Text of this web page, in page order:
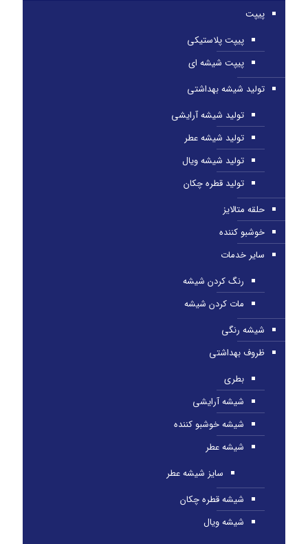
پیپت
پیپت پلاستیکی
پیپت شیشه ای
تولید شیشه بهداشتی
تولید شیشه آرایشی
تولید شیشه عطر
تولید شیشه ویال
تولید قطره چکان
حلقه متالایز
خوشبو کننده
سایر خدمات
رنگ کردن شیشه
مات کردن شیشه
شیشه رنگی
ظروف بهداشتی
بطری
شیشه آرایشی
شیشه خوشبو کننده
شیشه عطر
سایز شیشه عطر
شیشه قطره چکان
شیشه ویال